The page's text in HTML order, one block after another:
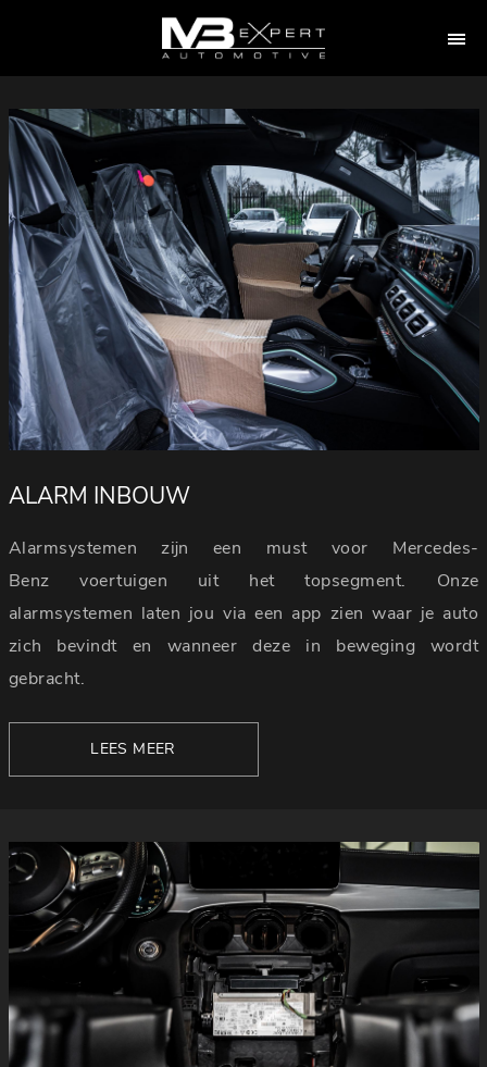
ALARM INBOUW
Alarmsystemen zijn een must voor Mercedes-
Benz voertuigen uit het topsegment. Onze
alarmsystemen laten jou via een app zien waar je auto
zich bevindt en wanneer deze in beweging wordt
gebracht.
LEES MEER